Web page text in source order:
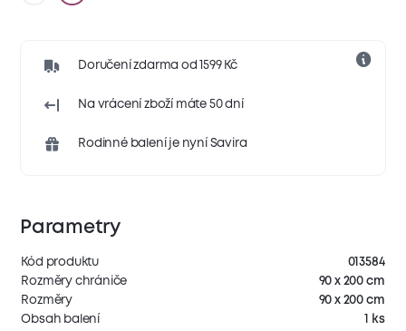
Doručení zdarma od 1599 Kč
Na vrácení zboží máte 50 dní
Rodinné balení je nyní Savira
Parametry
Kód produktu
013584
Rozměry chrániče
90 x 200 cm
Rozměry
90 x 200 cm
Obsah balení
1 ks